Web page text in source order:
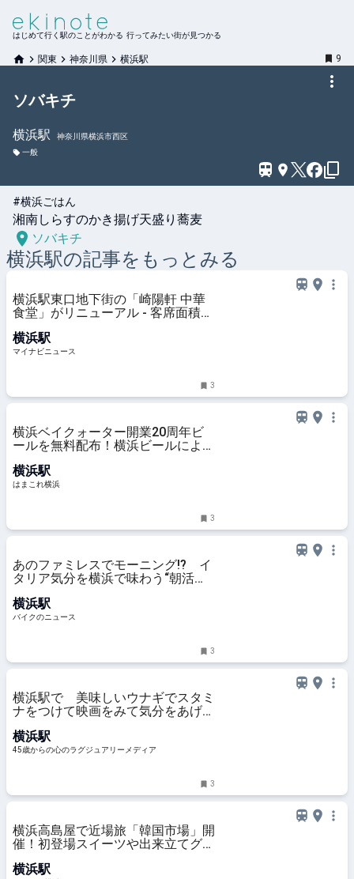
はじめて行く駅のことがわかる 行ってみたい街が見つかる
関東 神奈川県 横浜駅 9
ソバキチ
横浜駅
神奈川県横浜市西区
一般
#横浜ごはん
湘南しらすのかき揚げ天盛り蕎麦
ソバキチ
横浜駅の記事をもっとみる
横浜駅東口地下街の「崎陽軒 中華
食堂」がリニューアル - 客席面積を
定食」も
横浜駅
マイナビニュース
3
横浜ベイクォーター開業20周年ビ
ールを無料配布！横浜ビールによる
はまこれ横浜
横浜駅
はまこれ横浜
3
あのファミレスでモーニング!? イ
タリア気分を横浜で味わう“朝活ラ
横浜駅
バイクのニュース
3
横浜駅で 美味しいウナギでスタミ
ナをつけて映画をみて気分をあげ
横浜駅
45歳からの心のラグジュアリーメディア
3
横浜高島屋で近場旅「韓国市場」開
催！初登場スイーツや出来立てグル
はまこれ横浜
横浜駅